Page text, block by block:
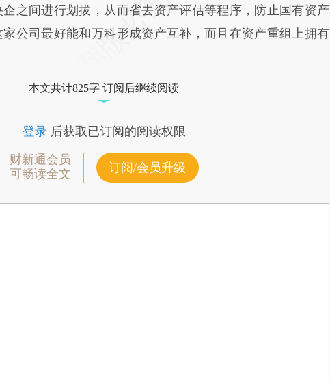
之间进行划拔，从而省去资产评估等程序，防止国有资产
公司最好能和万科形成资产互补，而且在资产重组上拥有
本文共计825字 订阅后继续阅读
登录后获取已订阅的阅读权限
财新通会员
可畅读全文
订阅/会员升级